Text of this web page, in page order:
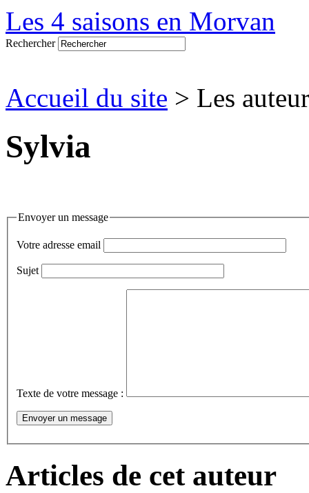
Les 4 saisons en Morvan
Rechercher
Accueil du site > Les
Sylvia
Envoyer un message
Votre adresse email
Sujet
Texte de votre message :
Articles de cet auteur